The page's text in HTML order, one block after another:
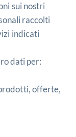
sui nostri
raccolti
indicati
dati per:
offerte,